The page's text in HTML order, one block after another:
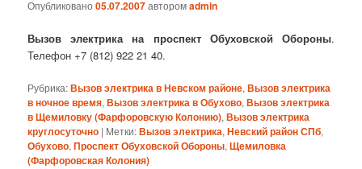
Опубликовано05.07.2007авторомadmin
Вызов электрика на проспект Обуховской Обороны.
Телефон +7 (812) 922 21 40.
Рубрика:Вызов электрика в Невском районе,Вызов электрика
в ночное время,Вызов электрика в Обухово,Вызов электрика
в Щемиловку (Фарфоровскую Колонию),Вызов электрика
круглосуточно | Метки:Вызов электрика,Невский район СПб,
Обухово,Проспект Обуховской Обороны,Щемиловка
(Фарфоровская Колония)